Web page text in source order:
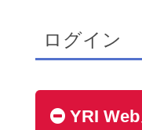
ログイン
YRI